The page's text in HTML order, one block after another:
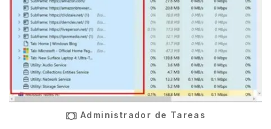
Administrador de Tareas